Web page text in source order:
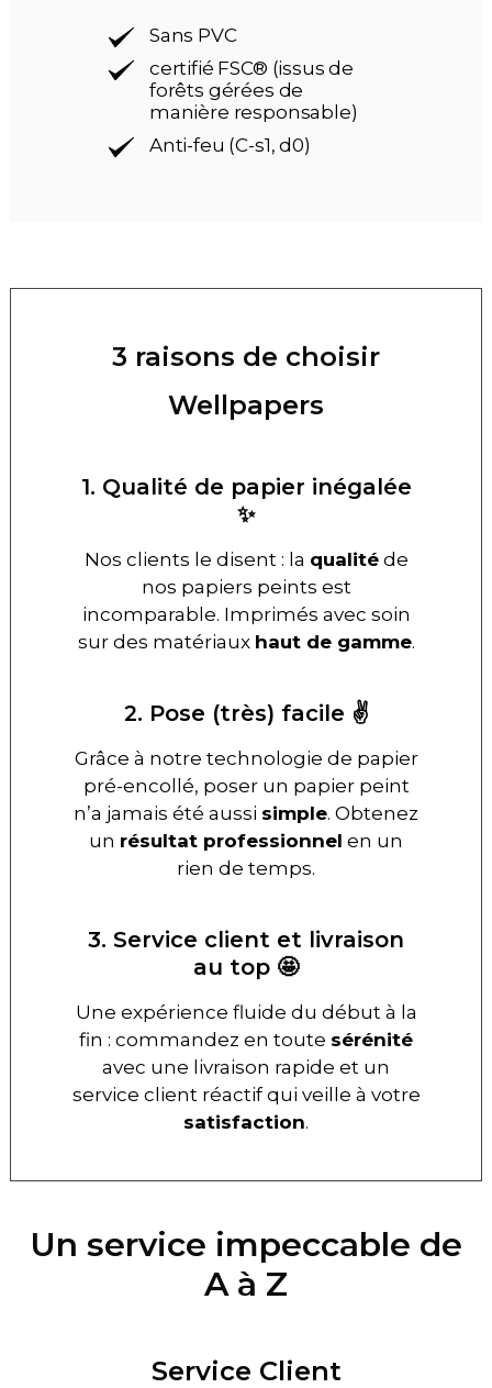
Sans PVC
certifié FSC® (issus de
forêts gérées de
manière responsable)
Anti-feu (C-s1, d0)
3 raisons de choisir
Wellpapers
1. Qualité de papier inégalée
✨
Nos clients le disent : la qualitéde
nos papiers peints est
incomparable. Imprimés avec soin
sur des matériaux haut de gamme.
2. Pose (très) facile ✌️
Grâce à notre technologie de papier
pré-encollé, poser un papier peint
n’a jamais été aussi simple. Obtenez
un résultat professionnel en un
rien de temps.
3. Service client et livraison
au top 🤩
Une expérience fluide du début à la
fin : commandez en toute sérénité
avec une livraison rapide et un
service client réactif qui veille à votre
satisfaction.
Un service impeccable de
A à Z
Service Client